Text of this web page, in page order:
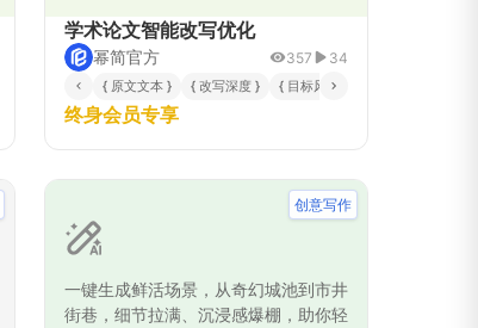
语言表达、消除冗余、提升流畅度与可
读性，适用于研究论文、期刊投稿、学
术报告等需要专业润色的场景，助力学
者提升写作质量。
学术论文智能改写优化
幂简官方 357 34
{ 原文文本 } { 改写深度 } { 目标风格 }
终身会员专享
一键生成鲜活场景，从奇幻城池到市井
街巷，细节拉满、沉浸感爆棚，助你轻
创意写作